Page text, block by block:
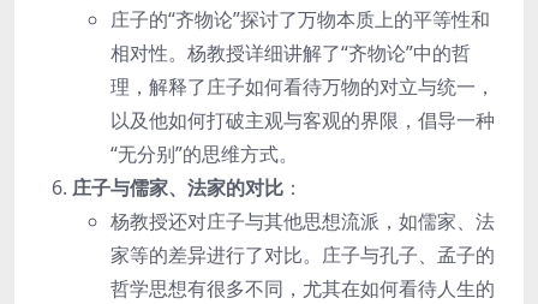
庄子的“齐物论”探讨了万物本质上的平等性和
相对性。杨教授详细讲解了“齐物论”中的哲
理，解释了庄子如何看待万物的对立与统一，
以及他如何打破主观与客观的界限，倡导一种
“无分别”的思维方式。
庄子与儒家、法家的对比 ：
杨教授还对庄子与其他思想流派，如儒家、法
家等的差异进行了对比。庄子与孔子、孟子的
哲学思想有很多不同，尤其在如何看待人生的